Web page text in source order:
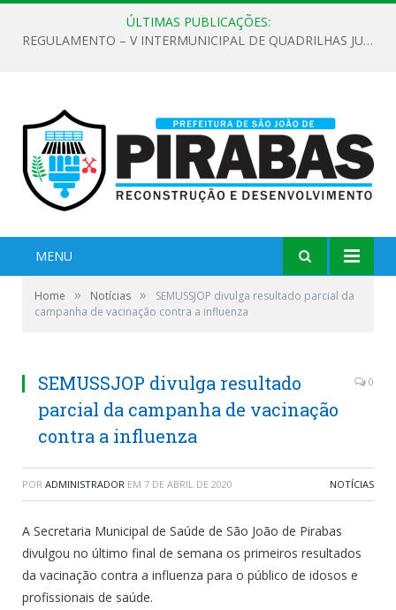
ÚLTIMAS PUBLICAÇÕES:
REGULAMENTO – V INTERMUNICIPAL DE QUADRILHAS JUNINAS 2026
MENU
Home » Notícias »
SEMUSSJOP divulga resultado parcial da
campanha de vacinação contra a influenza
SEMUSSJOP divulga resultado
parcial da campanha de vacinação
contra a influenza
0
POR ADMINISTRADOR EM 7 DE ABRIL DE 2020 NOTÍCIAS
A Secretaria Municipal de Saúde de São João de Pirabas
divulgou no último final de semana os primeiros resultados
da vacinação contra a influenza para o público de idosos e
profissionais de saúde.